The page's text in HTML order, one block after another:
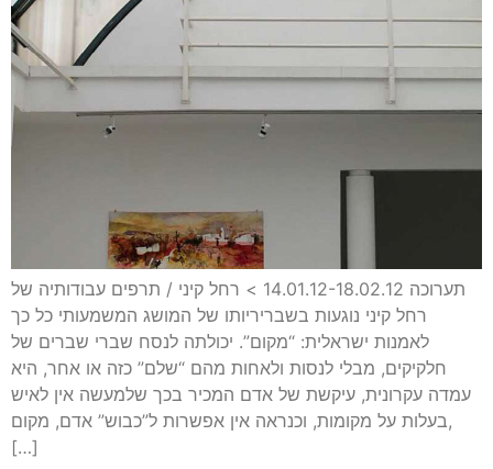
תערוכה 14.01.12-18.02.12 > רחל קיני / תרפים עבודותיה של
רחל קיני נוגעות בשבריריותו של המושג המשמעותי כל כך
לאמנות ישראלית: “מקום”. יכולתה לנסח שברי שברים של
חלקיקים, מבלי לנסות ולאחות מהם “שלם” כזה או אחר, היא
עמדה עקרונית, עיקשת של אדם המכיר בכך שלמעשה אין לאיש
בעלות על מקומות, וכנראה אין אפשרות ל”כבוש” אדם, מקום,
[…]